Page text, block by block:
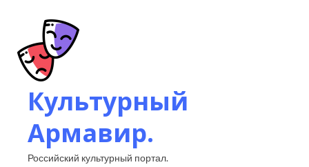
Культурный
Армавир.
Российский культурный портал.